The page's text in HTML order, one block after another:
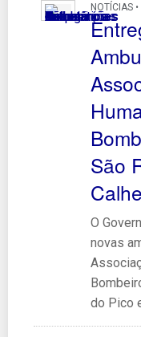
NOTÍCIAS
São
O
novas
do Pico